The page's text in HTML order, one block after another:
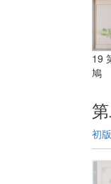
19
鳩
初版